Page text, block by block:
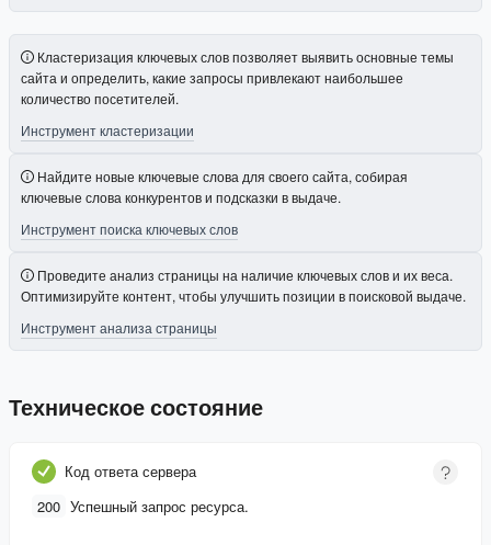
Кластеризация ключевых слов позволяет выявить основные темы
сайта и определить, какие запросы привлекают наибольшее
количество посетителей.
Инструмент кластеризации
Найдите новые ключевые слова для своего сайта, собирая
ключевые слова конкурентов и подсказки в выдаче.
Инструмент поиска ключевых слов
Проведите анализ страницы на наличие ключевых слов и их веса.
Оптимизируйте контент, чтобы улучшить позиции в поисковой выдаче.
Инструмент анализа страницы
Техническое состояние
Код ответа сервера
200 Успешный запрос ресурса.